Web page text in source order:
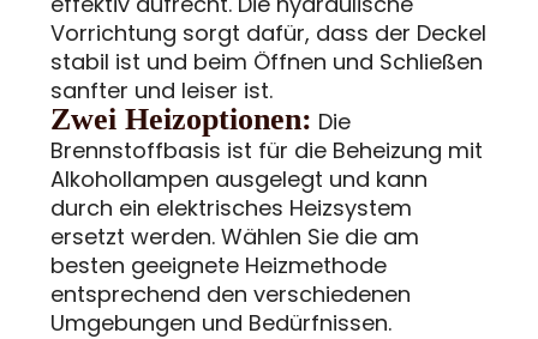
Vorrichtung sorgt dafür, dass der Deckel
stabil ist und beim Öffnen und Schließen
sanfter und leiser ist.
Zwei Heizoptionen: Die
Brennstoffbasis ist für die Beheizung mit
Alkohollampen ausgelegt und kann
durch ein elektrisches Heizsystem
ersetzt werden. Wählen Sie die am
besten geeignete Heizmethode
entsprechend den verschiedenen
Umgebungen und Bedürfnissen.